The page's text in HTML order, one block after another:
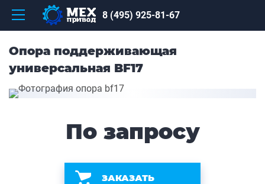
8 (495) 925-81-67
Опора поддерживающая
универсальная BF17
По запросу
ЗАКАЗАТЬ